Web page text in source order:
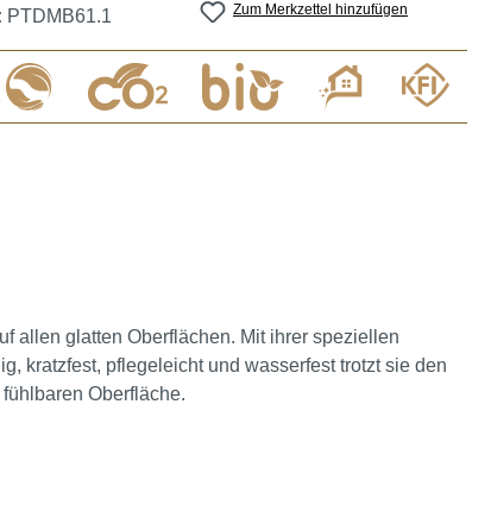
Zum Merkzettel hinzufügen
PTDMB61.1
allen glatten Oberflächen. Mit ihrer speziellen
kratzfest, pflegeleicht und wasserfest trotzt sie den
Oberfläche.